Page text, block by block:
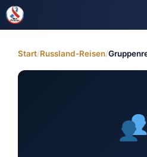
Zum
Inhalt
springen
Start Russland-Reisen